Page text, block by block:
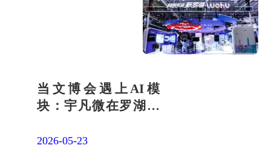
当文博会遇上AI模
块：宇凡微在罗湖展
答卷
2026-05-23